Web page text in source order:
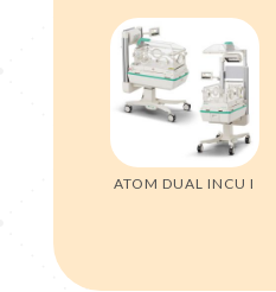
ATOM DUAL INCU I